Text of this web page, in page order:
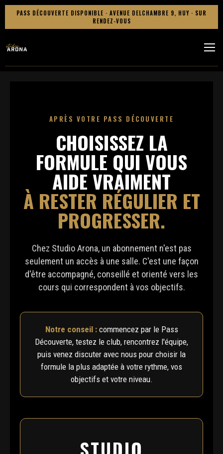
PASS DÉCOUVERTE DISPONIBLE · AVENUE DELCHAMBRE 9, HUY · SUR
RENDEZ-VOUS
APRÈS VOTRE PASS DÉCOUVERTE
CHOISISSEZ LA
FORMULE QUI VOUS
AIDE VRAIMENT
À RESTER RÉGULIER ET
PROGRESSER.
Chez Studio Arona, un abonnement n'est pas
seulement un accès à une salle. C'est une façon
d'être accompagné, conseillé et orienté vers les
cours qui correspondent à vos objectifs.
Notre conseil :commencez par le Pass
Découverte, testez le club, rencontrez l'équipe,
puis venez discuter avec nous pour choisir la
formule la plus adaptée à votre rythme, vos
objectifs et votre niveau.